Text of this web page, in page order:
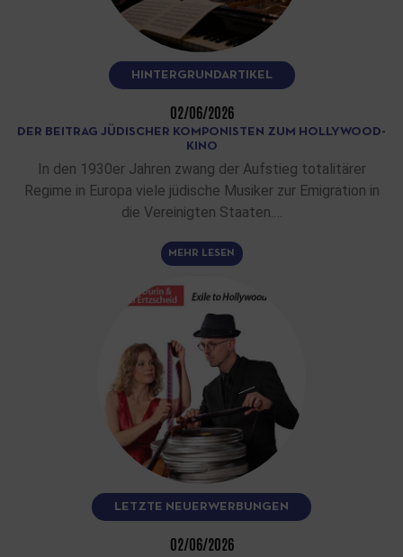
HINTERGRUNDARTIKEL
02/06/2026
DER BEITRAG JÜDISCHER KOMPONISTEN ZUM HOLLYWOOD-
KINO
In den 1930er Jahren zwang der Aufstieg totalitärer
Regime in Europa viele jüdische Musiker zur Emigration in
die Vereinigten Staaten.…
MEHR LESEN
LETZTE NEUERWERBUNGEN
02/06/2026